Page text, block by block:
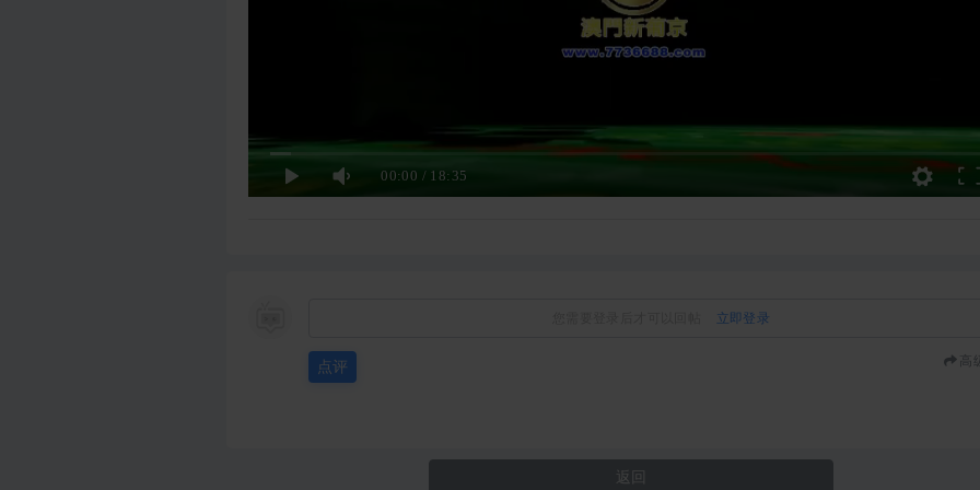
00:00 / 18:35
立即登录
点评 高
返回